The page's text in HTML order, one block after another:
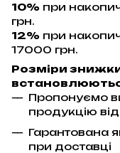
10% при
грн.
12% при
17000 грн.
Розміри
Пропонуємо
продукцію
Гарантована
при доставці